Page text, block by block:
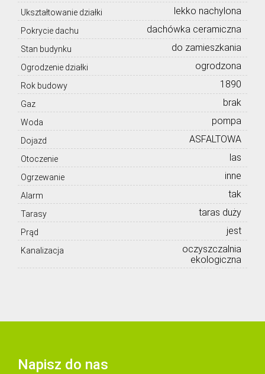
Ukształtowanie działki lekko nachylona
Pokrycie dachu dachówka ceramiczna
Stan budynku do zamieszkania
Ogrodzenie działki ogrodzona
Rok budowy 1890
Gaz brak
Woda pompa
Dojazd ASFALTOWA
Otoczenie las
Ogrzewanie inne
Alarm tak
Tarasy taras duży
Prąd jest
Kanalizacja
oczyszczalnia
ekologiczna
Napisz do nas